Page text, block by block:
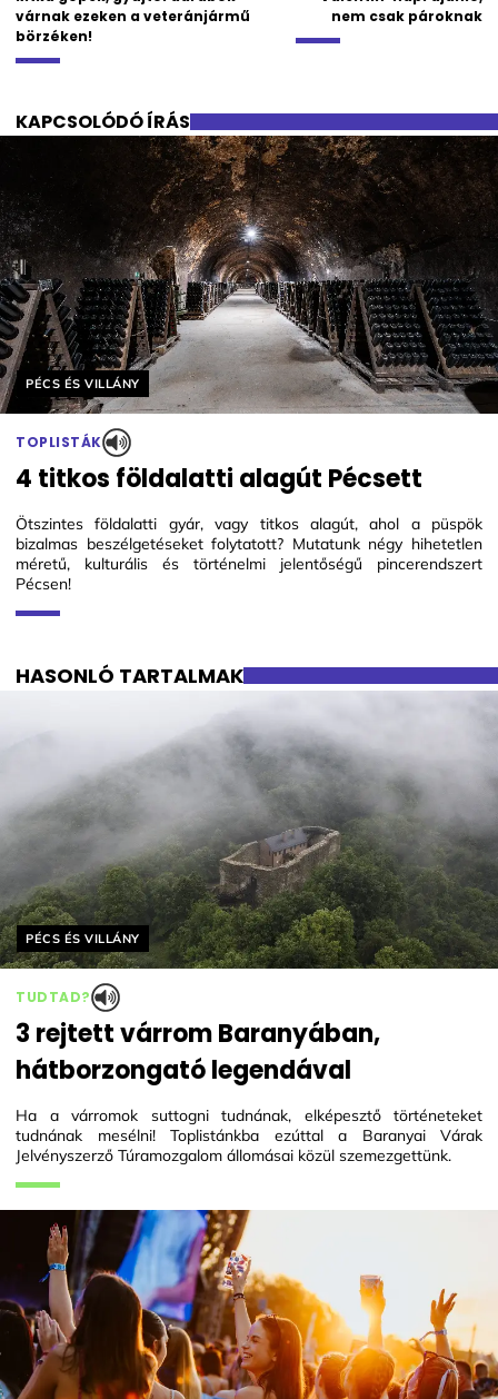
várnak ezeken a veteránjármű
börzéken!
nem csak pároknak
KAPCSOLÓDÓ ÍRÁS
Helyszín címkék:
PÉCS ÉS VILLÁNY
TOPLISTÁK
4 titkos földalatti alagút Pécsett
Ötszintes földalatti gyár, vagy titkos alagút, ahol a püspök
bizalmas beszélgetéseket folytatott? Mutatunk négy hihetetlen
méretű, kulturális és történelmi jelentőségű pincerendszert
Pécsen!
HASONLÓ TARTALMAK
Helyszín címkék:
PÉCS ÉS VILLÁNY
TUDTAD?
3 rejtett várrom Baranyában,
hátborzongató legendával
Ha a várromok suttogni tudnának, elképesztő történeteket
tudnának mesélni! Toplistánkba ezúttal a Baranyai Várak
Jelvényszerző Túramozgalom állomásai közül szemezgettünk.